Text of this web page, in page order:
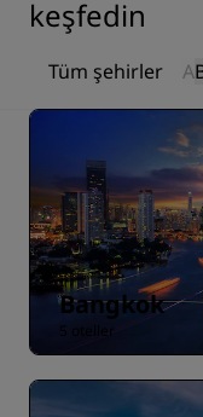
keşfedin
Tüm şehirler A
Bangkok
5 oteller